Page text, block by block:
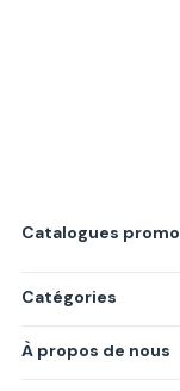
Catalogues promo
Catégories
Produits
À propos de nous